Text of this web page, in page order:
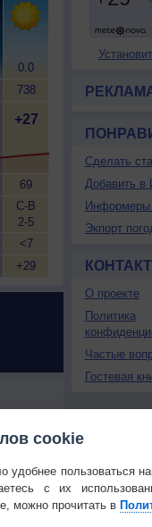
0.0
738
+27
69
С-В
2-5
<7
+29
Сделать
Добавить в
Информеры
Экпорт
О проекте
Политика
Частые
Гостевая
cookie
пользоваться
с их
можно прочитать в